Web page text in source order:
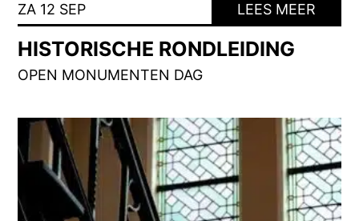
ZA 12 SEP LEES MEER
HISTORISCHE RONDLEIDING
OPEN MONUMENTEN DAG